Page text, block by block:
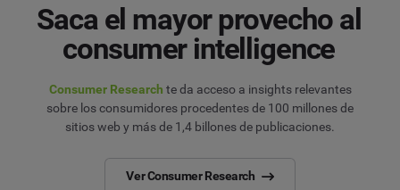
Saca el mayor provecho al
consumer intelligence
Consumer Research te da acceso a insights relevantes
sobre los consumidores procedentes de 100 millones de
sitios web y más de 1,4 billones de publicaciones.
Ver Consumer Research